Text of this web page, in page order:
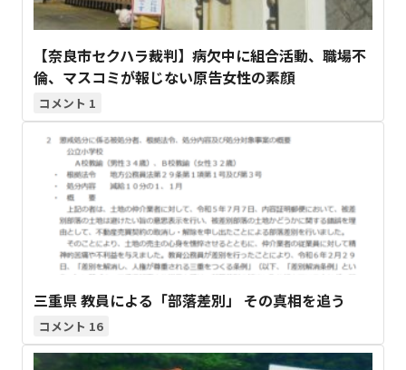
【奈良市セクハラ裁判】病欠中に組合活動、職場不
倫、マスコミが報じない原告女性の素顔
1
三重県 教員による「部落差別」 その真相を追う
16